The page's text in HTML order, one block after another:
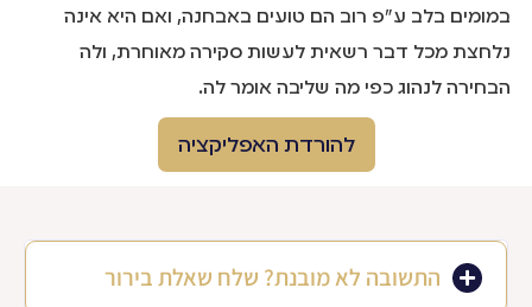
במומים בלב ע"פ רוב הם טועים באבחנה, ואם היא אינה
נלחצת מכל דבר רשאית לעשות סקירה מאוחרת, ולה
הבחירה לנהוג כפי מה שליבה אומר לה.
להורדת האפליקציה
התשובה לא מובנת? שלח שאלת בירור